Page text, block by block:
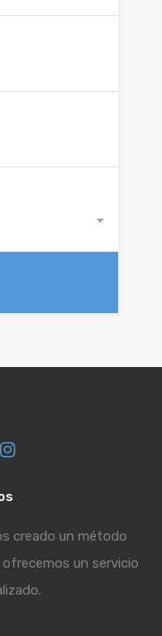
creado un método
un servicio